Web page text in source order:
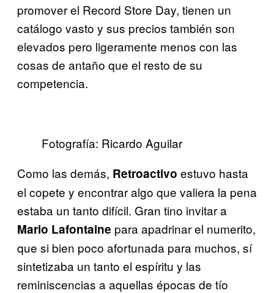
promover el Record Store Day, tienen un
catálogo vasto y sus precios también son
elevados pero ligeramente menos con las
cosas de antaño que el resto de su
competencia.
Fotografía: Ricardo Aguilar
Como las demás, Retroactivo estuvo hasta
el copete y encontrar algo que valiera la pena
estaba un tanto difícil. Gran tino invitar a
Mario Lafontaine para apadrinar el numerito,
que si bien poco afortunada para muchos, sí
sintetizaba un tanto el espíritu y las
reminiscencias a aquellas épocas de tío